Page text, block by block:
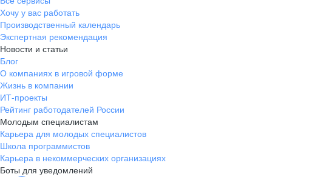
Хочу у вас работать
Производственный календарь
Экспертная рекомендация
Новости и статьи
Блог
О компаниях в игровой форме
Жизнь в компании
ИТ-проекты
Рейтинг работодателей России
Молодым специалистам
Карьера для молодых специалистов
Школа программистов
Карьера в некоммерческих организациях
Боты для уведомлений